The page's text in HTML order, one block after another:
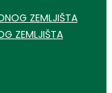
ZEMLJIŠTA
ZEMLJIŠTA